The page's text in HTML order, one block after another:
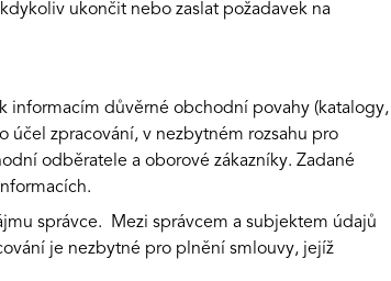
ukončit nebo zaslat požadavek na
informacím důvěrné obchodní povahy (katalogy,
zpracování, v nezbytném rozsahu pro
odběratele a oborové zákazníky. Zadané
správce. Mezi správcem a subjektem údajů
je nezbytné pro plnění smlouvy, jejíž